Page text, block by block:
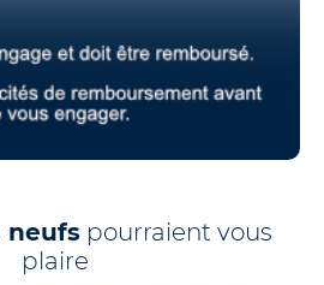
neufs pourraient vous
plaire